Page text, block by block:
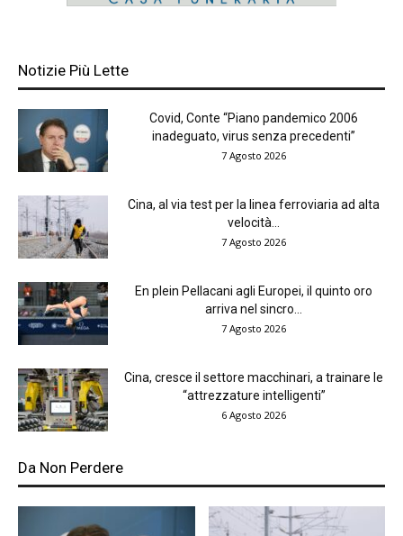
Notizie Più Lette
Covid, Conte “Piano pandemico 2006
inadeguato, virus senza precedenti”
7 Agosto 2026
Cina, al via test per la linea ferroviaria ad alta
velocità...
7 Agosto 2026
En plein Pellacani agli Europei, il quinto oro
arriva nel sincro...
7 Agosto 2026
Cina, cresce il settore macchinari, a trainare le
“attrezzature intelligenti”
6 Agosto 2026
Da Non Perdere